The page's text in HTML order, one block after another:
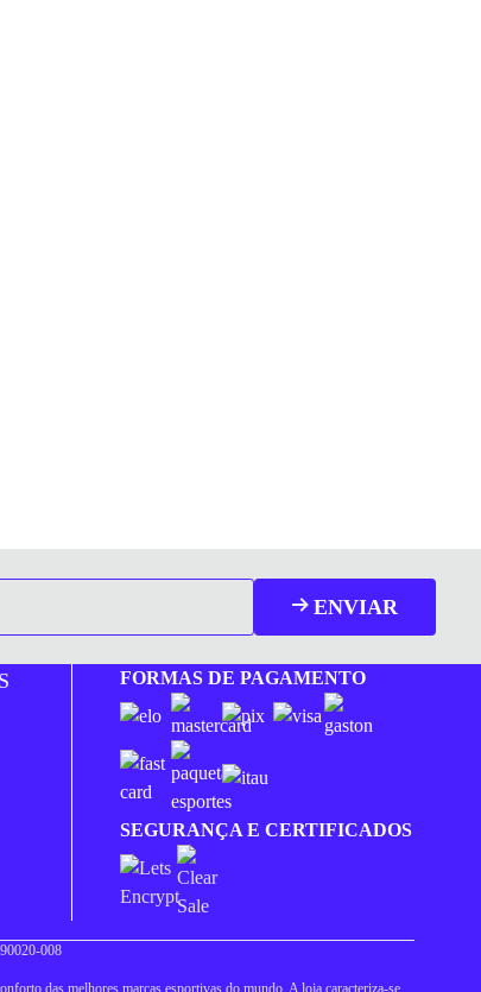
ENVIAR
FORMAS DE PAGAMENTO
SEGURANÇA E CERTIFICADOS
008
das melhores marcas esportivas do mundo. A loja caracteriza-se